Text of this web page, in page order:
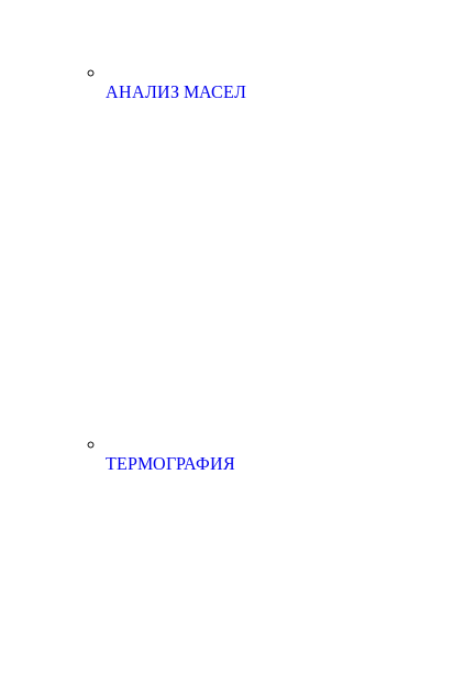
АНАЛИЗ МАСЕЛ
ТЕРМОГРАФИЯ